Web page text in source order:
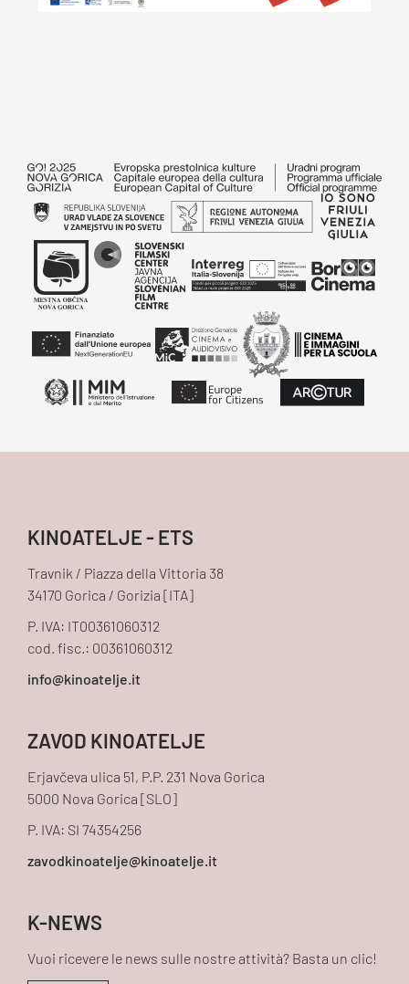
KINOATELJE - ETS
Travnik / Piazza della Vittoria 38
34170 Gorica / Gorizia [ITA]
P. IVA: IT00361060312
cod. fisc.: 00361060312
ZAVOD KINOATELJE
Erjavčeva ulica 51, P.P. 231 Nova Gorica
5000 Nova Gorica [SLO]
P. IVA: SI 74354256
K-NEWS
Vuoi ricevere le news sulle nostre attività? Basta un clic!